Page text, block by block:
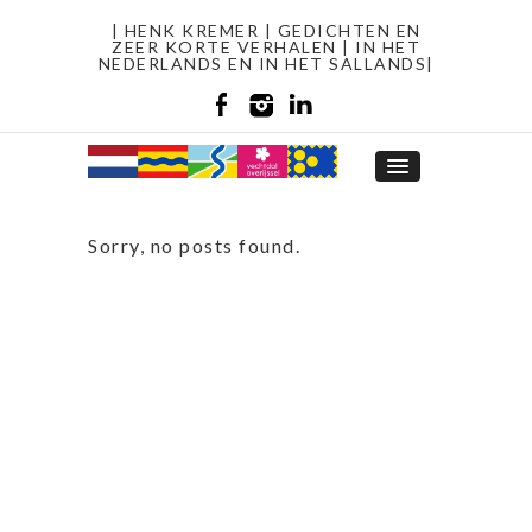
| HENK KREMER | GEDICHTEN EN
ZEER KORTE VERHALEN | IN HET
NEDERLANDS EN IN HET SALLANDS|
Sorry, no posts found.